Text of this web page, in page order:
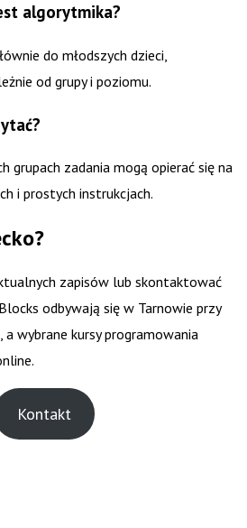
algorytmika?
do młodszych dzieci,
od grupy i poziomu.
grupach zadania mogą opierać się na
i prostych instrukcjach.
zapisów lub skontaktować
odbywają się w Tarnowie przy
wybrane kursy programowania
Kontakt